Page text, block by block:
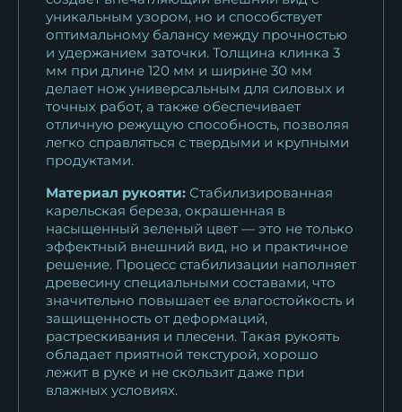
уникальным узором, но и способствует
оптимальному балансу между прочностью
и удержанием заточки. Толщина клинка 3
мм при длине 120 мм и ширине 30 мм
делает нож универсальным для силовых и
точных работ, а также обеспечивает
отличную режущую способность, позволяя
легко справляться с твердыми и крупными
продуктами.
Материал рукояти: Стабилизированная
карельская береза, окрашенная в
насыщенный зеленый цвет — это не только
эффектный внешний вид, но и практичное
решение. Процесс стабилизации наполняет
древесину специальными составами, что
значительно повышает ее влагостойкость и
защищенность от деформаций,
растрескивания и плесени. Такая рукоять
обладает приятной текстурой, хорошо
лежит в руке и не скользит даже при
влажных условиях.